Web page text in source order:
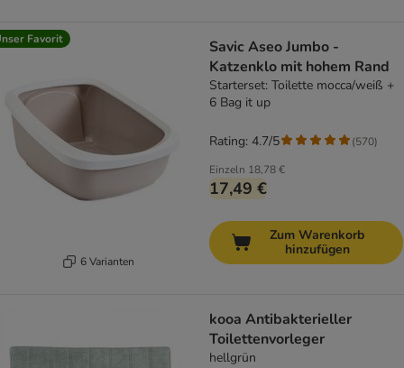
Favorit
6 Varianten
Savic Aseo Jumbo -
Katzenklo mit hohem Rand
Starterset: Toilette mocca/weiß +
6 Bag it up
Einzeln 18,78 €
17,49 €
Rating: 4.7/5 (570)
Zum Warenkorb
hinzufügen
kooa Antibakterieller
Toilettenvorleger
hellgrün